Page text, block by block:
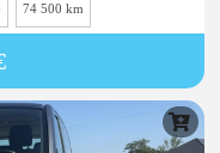
74 500 km